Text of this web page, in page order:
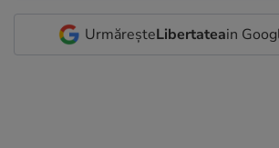
UrmăreșteLibertateain